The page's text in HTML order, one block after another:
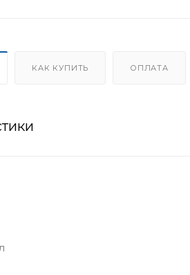
КАК КУПИТЬ ОПЛАТА